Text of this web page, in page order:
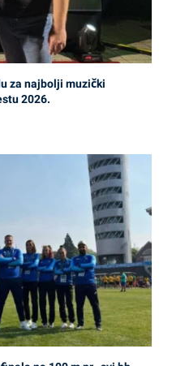
za najbolji muzički
2026.